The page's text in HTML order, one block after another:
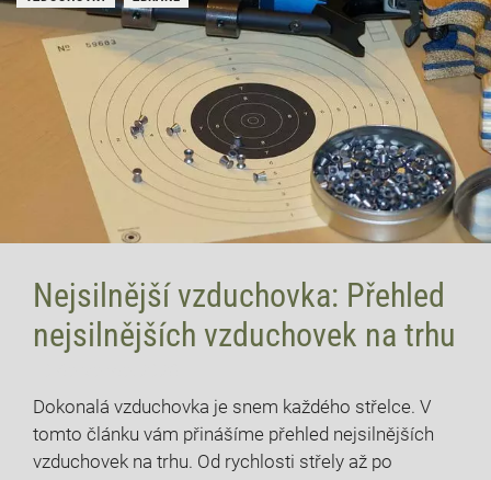
Nejsilnější vzduchovka: Přehled
nejsilnějších vzduchovek na trhu
Dokonalá vzduchovka je snem každého střelce. V
tomto článku vám přinášíme přehled nejsilnějších
vzduchovek na trhu. Od rychlosti střely až po